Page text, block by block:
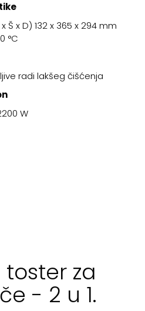
x D) 132 x 365 x 294 mm
°C
radi lakšeg čišćenja
W
toster za
- 2 u 1.